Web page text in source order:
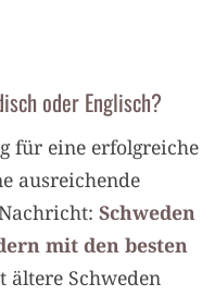
oder Englisch?
für eine erfolgreiche
ausreichende
Schweden
mit den besten
ältere Schweden